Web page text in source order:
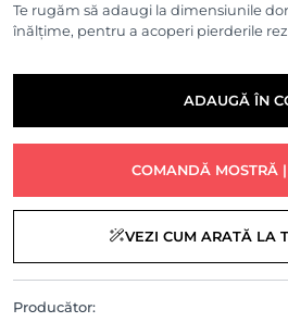
Te rugăm să adaugi la dimensiunile
înălțime, pentru a acoperi pierderile
ADAUGĂ ÎN
COMANDĂ MOSTRĂ
VEZI CUM ARATĂ LA
Producător: